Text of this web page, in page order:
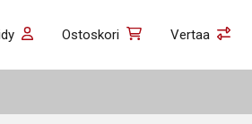
Ostoskori Vertaa